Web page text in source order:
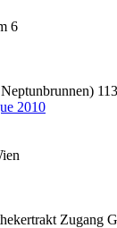
6
2010
Zugang